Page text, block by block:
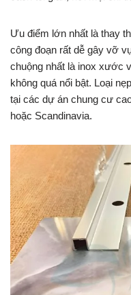
Ưu điểm lớn nhất là thay
công đoạn rất dễ gây vỡ
chuộng nhất là inox xước
không quá nổi bật. Loại
tại các dự án chung cư
hoặc Scandinavia.